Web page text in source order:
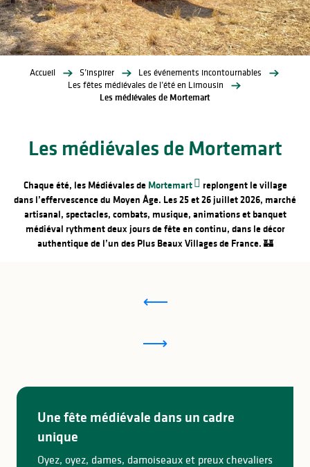
Accueil S’inspirer
Les événements incontournables
Les fêtes médiévales de l’été en Limousin
Les médiévales de Mortemart
Les médiévales de Mortemart
Chaque été, les Médiévales de Mortemart
replongent le village
dans l’effervescence du Moyen Âge. Les25 et 26 juillet 2026, marché
artisanal, spectacles, combats, musique, animations et banquet
médiéval rythment deux jours de fête en continu, dans le décor
authentique de l’un des Plus Beaux Villages de France. 🏰
Une fête médiévale dans un cadre
unique
Oyez, oyez, dames, damoiseaux et preux chevaliers